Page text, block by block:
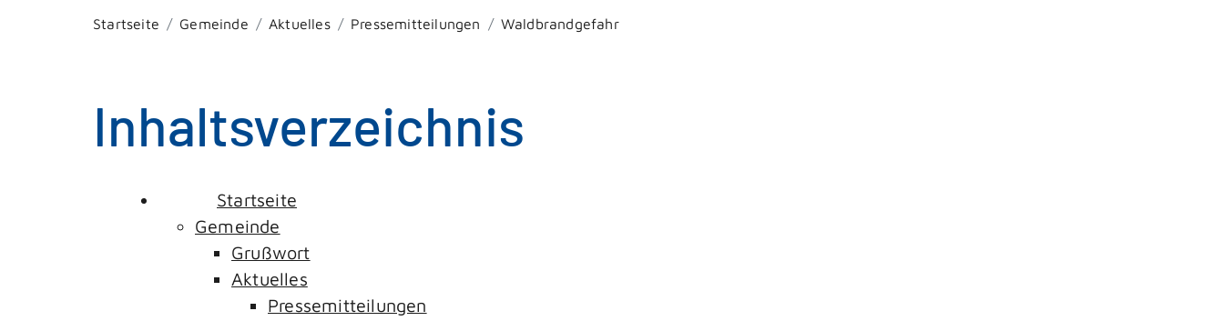
Startseite Gemeinde Aktuelles Pressemitteilungen Waldbrandgefahr
Inhaltsverzeichnis
Startseite
Gemeinde
Grußwort
Aktuelles
Pressemitteilungen